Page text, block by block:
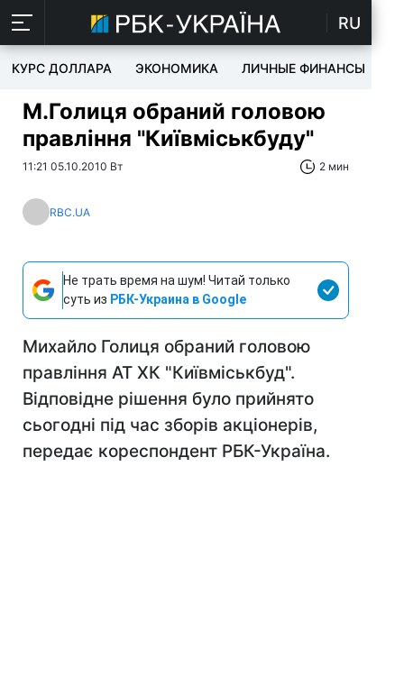
RU
КУРС ДОЛЛАРА ЭКОНОМИКА ЛИЧНЫЕ ФИНАНСЫ
М.Голиця обраний головою
правління "Київміськбуду"
11:21 05.10.2010 Вт 2 мин
RBC.UA
Не трать время на шум! Читай только
суть из РБК-Украина в Google
Михайло Голиця обраний головою
правління АТ ХК "Київміськбуд".
Відповідне рішення було прийнято
сьогодні під час зборів акціонерів,
передає кореспондент РБК-Україна.